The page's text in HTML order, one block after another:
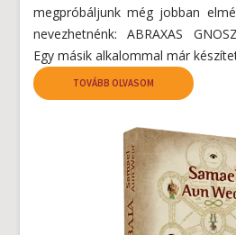
megpróbáljunk még jobban
nevezhetnénk: ABRAXAS
Egy másik alkalommal már
TOVÁBB OLVASOM